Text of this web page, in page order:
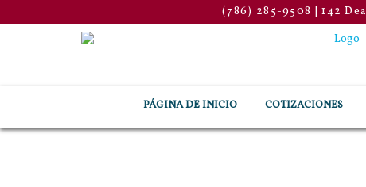
(786) 285-9508 |142
PÁGINA DE INICIO COTIZACIONES